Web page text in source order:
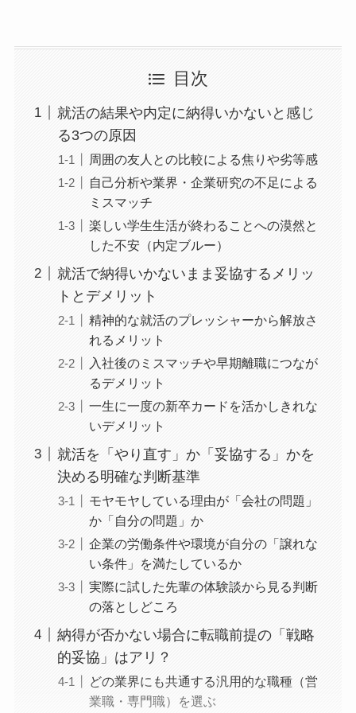
目次
就活の結果や内定に納得いかないと感じ
る3つの原因
周囲の友人との比較による焦りや劣等感
自己分析や業界・企業研究の不足による
ミスマッチ
楽しい学生生活が終わることへの漠然と
した不安（内定ブルー）
就活で納得いかないまま妥協するメリッ
トとデメリット
精神的な就活のプレッシャーから解放さ
れるメリット
入社後のミスマッチや早期離職につなが
るデメリット
一生に一度の新卒カードを活かしきれな
いデメリット
就活を「やり直す」か「妥協する」かを
決める明確な判断基準
モヤモヤしている理由が「会社の問題」
か「自分の問題」か
企業の労働条件や環境が自分の「譲れな
い条件」を満たしているか
実際に試した先輩の体験談から見る判断
の落としどころ
納得が否かない場合に転職前提の「戦略
的妥協」はアリ？
どの業界にも共通する汎用的な職種（営
業職・専門職）を選ぶ